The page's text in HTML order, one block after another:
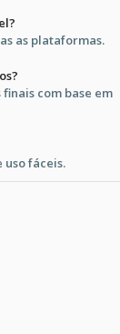
as plataformas.
com base em
fáceis.